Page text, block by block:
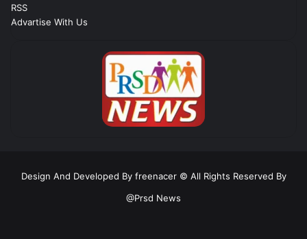
RSS
Advartise With Us
Design And Developed By freenacer © All Rights Reserved By
@Prsd News